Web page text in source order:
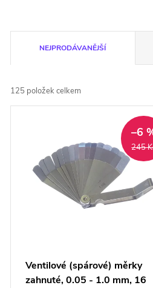
a
z
NEJPRODÁVANĚJŠÍ
125 položek celkem
245
–6
Ventilové (spárové) měrky
zahnuté, 0.05 - 1.0 mm, 16